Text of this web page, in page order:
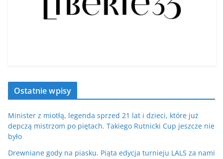
Ostatnie wpisy
Minister z miotłą, legenda sprzed 21 lat i dzieci, które już
depczą mistrzom po piętach. Takiego Rutnicki Cup jeszcze nie
było
Drewniane gody na piasku. Piąta edycja turnieju LALS za nami